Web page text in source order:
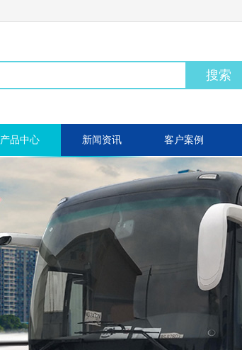
搜索
产品中心 新闻资讯 客户案例